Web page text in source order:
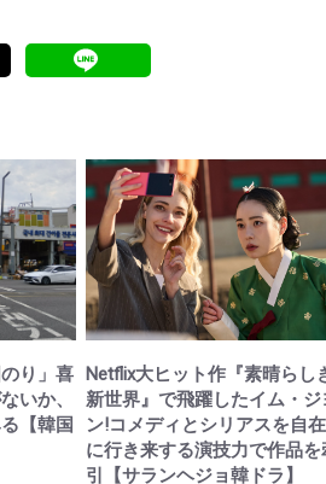
り」喜
いか、
【韓国
Netflix大ヒット作『素晴らし
新世界』で飛躍したイム・ジ
ン!コメディとシリアスを自在
に行き来する演技力で作品を
引【サランヘジョ韓ドラ】